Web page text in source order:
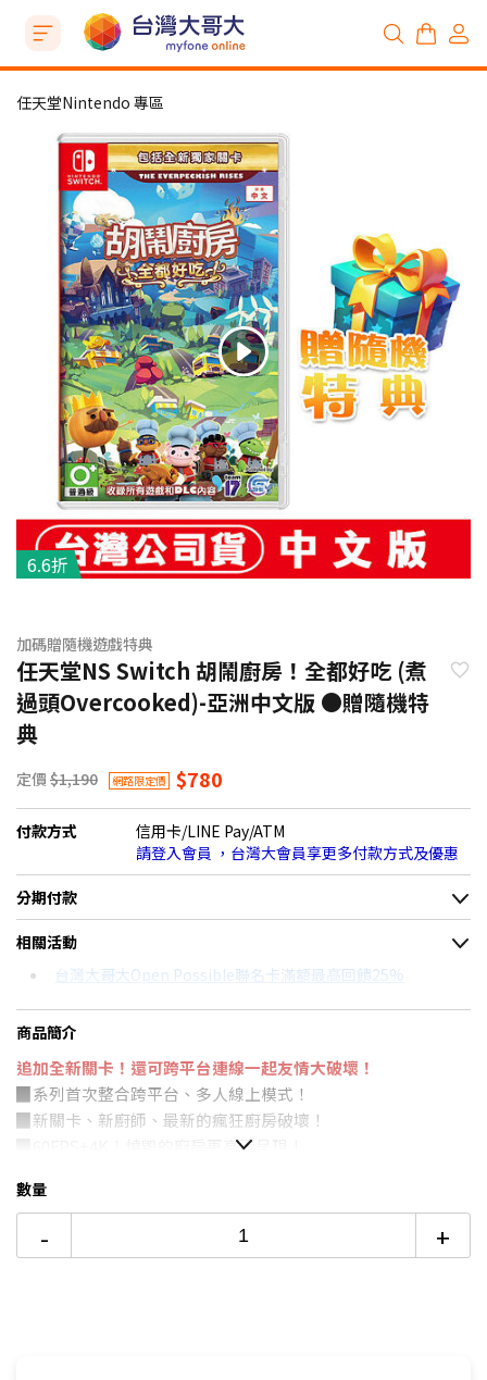
任天堂Nintendo 專區
6.6折
加碼贈隨機遊戲特典
任天堂NS Switch 胡鬧廚房！全都好吃 (煮
過頭Overcooked)-亞洲中文版 ●贈隨機特
典
定價 $1,190 網路限定價 $780
付款方式
信用卡/LINE Pay/ATM
請登入會員 ，台灣大會員享更多付款方式及優惠
分期付款
＊實際可分期數、適用利率，請以購物車顯示為主
信用卡分期
分期數
3期
6期
每期金額
$278
$139
配合銀行/業者
18家銀行/業者
相關活動
台灣大哥大Open Possible聯名卡滿額最高回饋25%
商品簡介
追加全新關卡！還可跨平台連線一起友情大破壞！
▉系列首次整合跨平台、多人線上模式！
▉新關卡、新廚師、最新的瘋狂廚房破壞！
！燒毀的廚房更高清呈現！
▉可調整的使用者介面，閱讀障礙及色盲人士也可瘋狂作菜
數量
- +